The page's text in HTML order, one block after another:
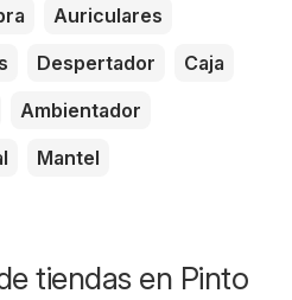
Auriculares
Despertador
Caja
Ambientador
Mantel
tiendas en Pinto